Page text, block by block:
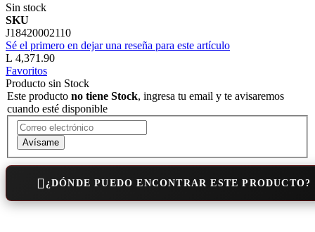
Sin stock
SKU
J18420002110
Sé el primero en dejar una reseña para este artículo
L 4,371.90
Favoritos
Producto sin Stock
Este producto no tiene Stock, ingresa tu email y te avisaremos
cuando esté disponible
Avísame
¿DÓNDE PUEDO ENCONTRAR ESTE PRODUCTO?